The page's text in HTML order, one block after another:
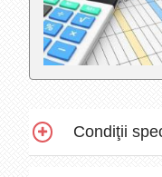
Condiţii